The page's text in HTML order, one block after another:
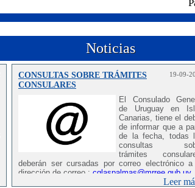
Noticias
CONSULTAS SOBRE TRÁMITES
CONSULARES
19-09-
El Consulado
de Uruguay en
Canarias, tiene el
de informar que a
de la fecha, todas
consultas
trámites
deberán ser cursadas por correo electrónico
dirección de correo : cglaspalmas@mrree.gub.uy
Leer